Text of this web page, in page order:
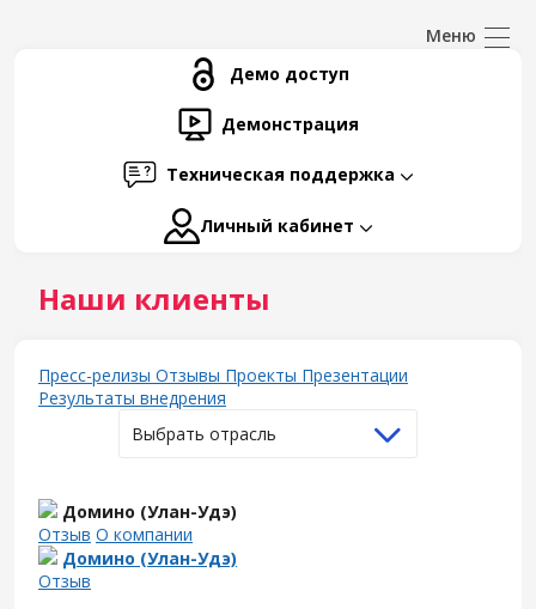
Демо доступ
Демонстрация
Техническая поддержка
Личный кабинет
Наши клиенты
Пресс-релизы Отзывы Проекты Презентации
Результаты внедрения
Выбрать отрасль
Домино (Улан-Удэ)
Отзыв О компании
Домино (Улан-Удэ)
Отзыв